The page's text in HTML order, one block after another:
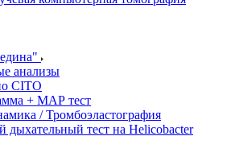
анализы
CITO
+ МАР тест
/ Тромбоэластография
дыхательный тест на Helicobacter